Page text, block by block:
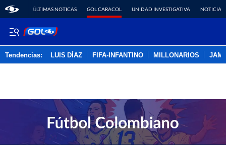
ÚLTIMAS NOTICAS GOL CARACOL UNIDAD INVESTIGATIVA NOTICIAS
Tendencias: LUIS DÍAZ FIFA-INFANTINO MILLONARIOS